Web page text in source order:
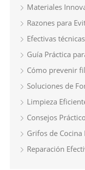
Materiales
Razones para
Efectivas
Guía Práctica
Cómo prevenir
Soluciones de
Limpieza
Consejos
Grifos de Cocina
Reparación